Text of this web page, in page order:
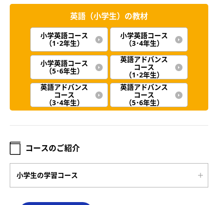
英語（小学生）の教材
小学英語コース
（1･2年生）
小学英語コース
（3･4年生）
小学英語コース
（5･6年生）
英語アドバンス
コース
（1･2年生）
英語アドバンス
コース
（3･4年生）
英語アドバンス
コース
（5･6年生）
コースのご紹介
小学生の学習コース